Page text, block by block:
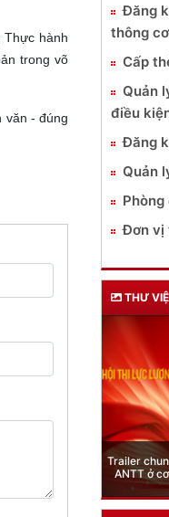
Thực hành
trong võ
văn - đúng
Đăng
thông
Cấp
Quản
điều
Đăng
Quản
Đơn vị
THƯ
Phòng
quy định
của